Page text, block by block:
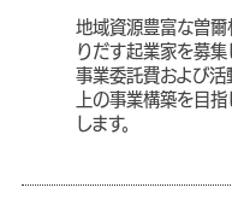
地域資源豊富な曽爾
りだす起業家を募集
事業委託費および活
上の事業構築を目
します。